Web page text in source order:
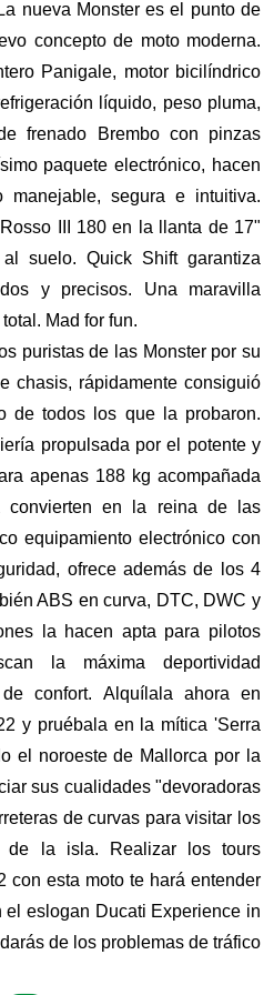
nueva Monster es el punto de
concepto de moto moderna.
Panigale, motor bicilíndrico
líquido, peso pluma,
frenado Brembo con pinzas
paquete electrónico, hacen
segura e intuitiva.
III 180 en la llanta de 17"
suelo. Quick Shift garantiza
y precisos. Una maravilla
Mad for fun.
puristas de las Monster por su
chasis, rápidamente consiguió
de todos los que la probaron.
propulsada por el potente y
apenas 188 kg acompañada
convierten en la reina de las
equipamiento electrónico con
ofrece además de los 4
ABS en curva, DTC, DWC y
la hacen apta para pilotos
la máxima deportividad
confort. Alquílala ahora en
y pruébala en la mítica 'Serra
el noroeste de Mallorca por la
sus cualidades "devoradoras
de curvas para visitar los
de la isla. Realizar los tours
con esta moto te hará entender
el eslogan Ducati Experience in
de los problemas de tráfico